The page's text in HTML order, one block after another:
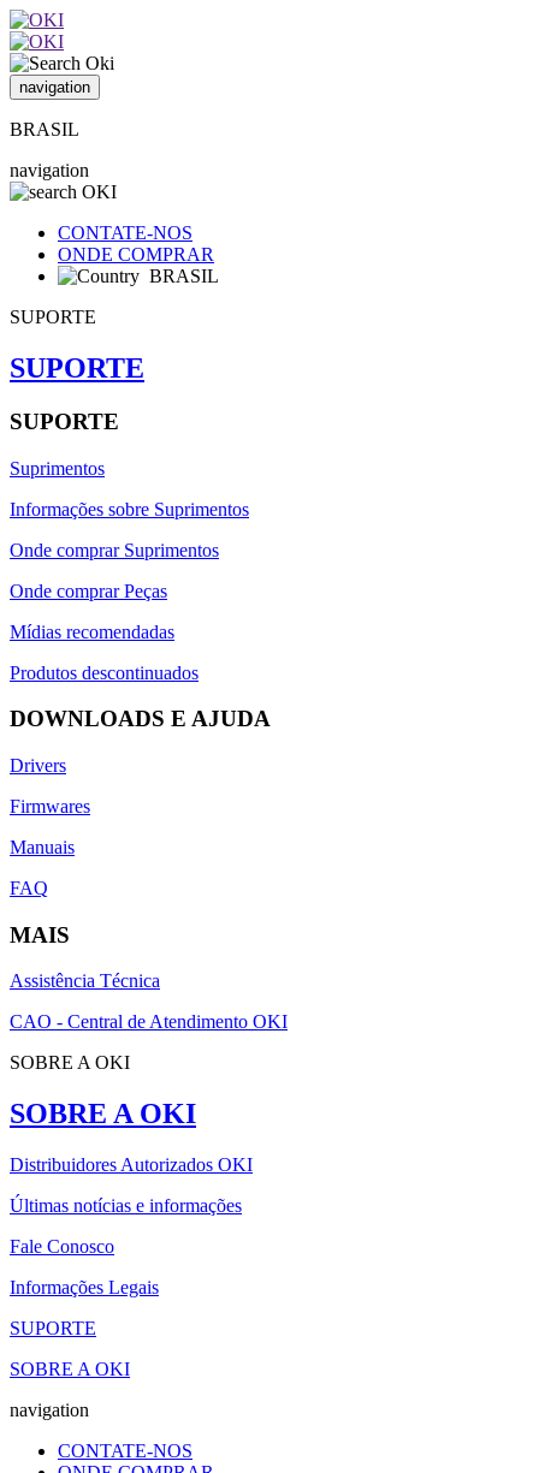
navigation
BRASIL
navigation
CONTATE-NOS
ONDE COMPRAR
BRASIL
SUPORTE
SUPORTE
SUPORTE
Suprimentos
Informações sobre Suprimentos
Onde comprar Suprimentos
Onde comprar Peças
Mídias recomendadas
Produtos descontinuados
DOWNLOADS E AJUDA
Drivers
Firmwares
Manuais
FAQ
MAIS
Assistência Técnica
CAO - Central de Atendimento OKI
SOBRE A OKI
SOBRE A OKI
Distribuidores Autorizados OKI
Últimas notícias e informações
Fale Conosco
Informações Legais
SUPORTE
SOBRE A OKI
navigation
CONTATE-NOS